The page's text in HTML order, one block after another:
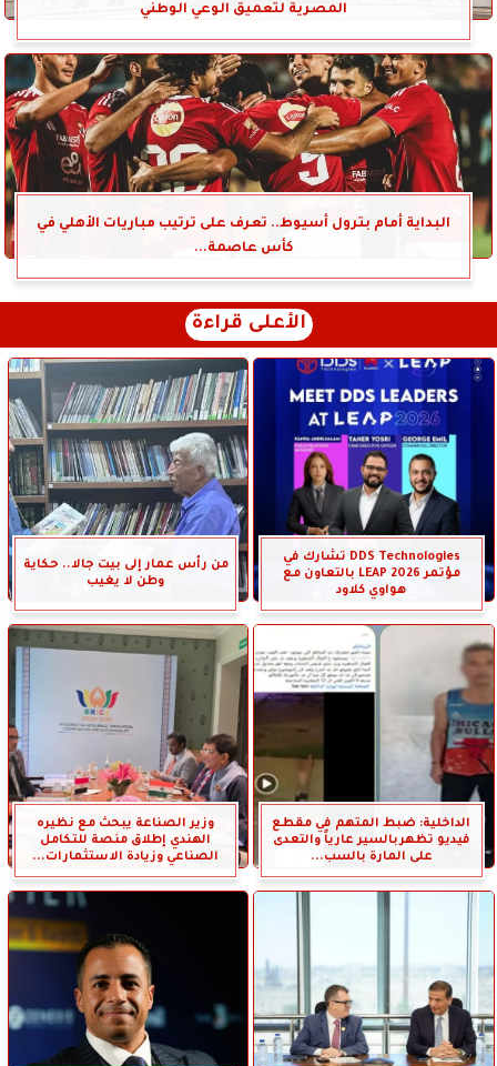
المصرية لتعميق الوعي الوطني
البداية أمام بترول أسيوط.. تعرف على ترتيب مباريات الأهلي في
كأس عاصمة...
الأعلى قراءة
DDS Technologies تشارك في
مؤتمر LEAP 2026 بالتعاون مع
هواوي كلاود
من رأس عمار إلى بيت جالا.. حكاية
وطن لا يغيب
الداخلية: ضبط المتهم في مقطع
فيديو تظهربالسير عارياً والتعدى
على المارة بالسب...
وزير الصناعة يبحث مع نظيره
الهندي إطلاق منصة للتكامل
الصناعي وزيادة الاستثمارات...